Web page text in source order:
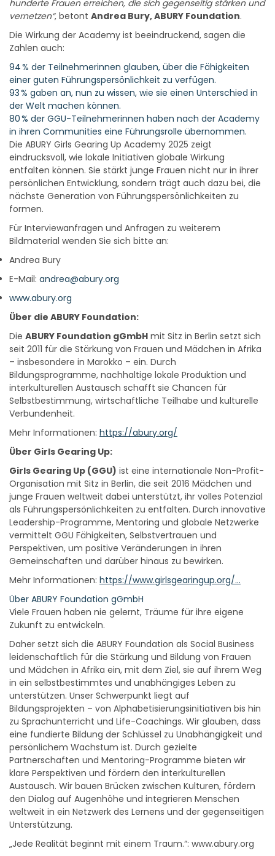
hunderte Frauen erreichen, die sich gegenseitig stärken und
vernetzen“, betont Andrea Bury, ABURY Foundation.
Die Wirkung der Academy ist beeindruckend, sagen die
Zahlen auch:
94 % der Teilnehmerinnen glauben, über die Fähigkeiten
einer guten Führungspersönlichkeit zu verfügen.
93 % gaben an, nun zu wissen, wie sie einen Unterschied in
der Welt machen können.
80 % der GGU-Teilnehmerinnen haben nach der Academy
in ihren Communities eine Führungsrolle übernommen.
Die ABURY Girls Gearing Up Academy 2025 zeigt
eindrucksvoll, wie lokale Initiativen globale Wirkung
entfalten können. Sie stärkt junge Frauen nicht nur in ihrer
persönlichen Entwicklung, sondern trägt auch dazu bei, die
nächste Generation von Führungspersönlichkeiten zu
formen.
Für Interviewanfragen und Anfragen zu weiterem
Bildmaterial wenden Sie sich bitte an:
Andrea Bury
E-Mail: andrea@abury.org
www.abury.org
Über die ABURY Foundation:
Die ABURY Foundation gGmbH mit Sitz in Berlin setzt sich
seit 2011 für die Stärkung von Frauen und Mädchen in Afrika
– insbesondere in Marokko – ein. Durch
Bildungsprogramme, nachhaltige lokale Produktion und
interkulturellen Austausch schafft sie Chancen für
Selbstbestimmung, wirtschaftliche Teilhabe und kulturelle
Verbundenheit.
Mehr Informationen: https://abury.org/
Über Girls Gearing Up:
Girls Gearing Up (GGU) ist eine internationale Non-Profit-
Organisation mit Sitz in Berlin, die seit 2016 Mädchen und
junge Frauen weltweit dabei unterstützt, ihr volles Potenzial
als Führungspersönlichkeiten zu entfalten. Durch innovative
Leadership-Programme, Mentoring und globale Netzwerke
vermittelt GGU Fähigkeiten, Selbstvertrauen und
Perspektiven, um positive Veränderungen in ihren
Gemeinschaften und darüber hinaus zu bewirken.
Mehr Informationen: https://www.girlsgearingup.org/…
Über ABURY Foundation gGmbH
Viele Frauen haben nie gelernt, Träume für ihre eigene
Zukunft zu entwickeln.
Daher setzt sich die ABURY Foundation als Social Business
leidenschaftlich für die Stärkung und Bildung von Frauen
und Mädchen in Afrika ein, mit dem Ziel, sie auf ihrem Weg
in ein selbstbestimmtes und unabhängiges Leben zu
unterstützen. Unser Schwerpunkt liegt auf
Bildungsprojekten – von Alphabetisierungsinitiativen bis hin
zu Sprachunterricht und Life-Coachings. Wir glauben, dass
eine fundierte Bildung der Schlüssel zu Unabhängigkeit und
persönlichem Wachstum ist. Durch gezielte
Partnerschaften und Mentoring-Programme bieten wir
klare Perspektiven und fördern den interkulturellen
Austausch. Wir bauen Brücken zwischen Kulturen, fördern
den Dialog auf Augenhöhe und integrieren Menschen
weltweit in ein Netzwerk des Lernens und der gegenseitigen
Unterstützung.
„Jede Realität beginnt mit einem Traum.“: www.abury.org